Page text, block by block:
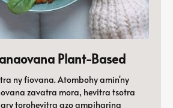
Plant-Based
ny fiovana. Atombohy amin'ny
zavatra mora, hevitra tsotra
torohevitra azo ampiharina